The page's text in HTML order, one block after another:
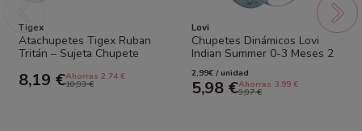
Tigex
Atachupetes Tigex Ruban
Tritán – Sujeta Chupete
8,19 €Ahorras 2.74 €
10,93 €
Lovi
Chupetes Dinámicos Lovi
Indian Summer 0-3 Meses 2
uds Tetina Silicona
2,99€ / unidad
5,98 €Ahorras 3.99 €
9,97 €